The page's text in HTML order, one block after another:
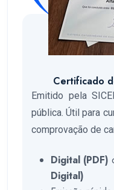
Certificado
Emitido pela
pública. Útil para
comprovação de
Digital (PDF)
Digital)